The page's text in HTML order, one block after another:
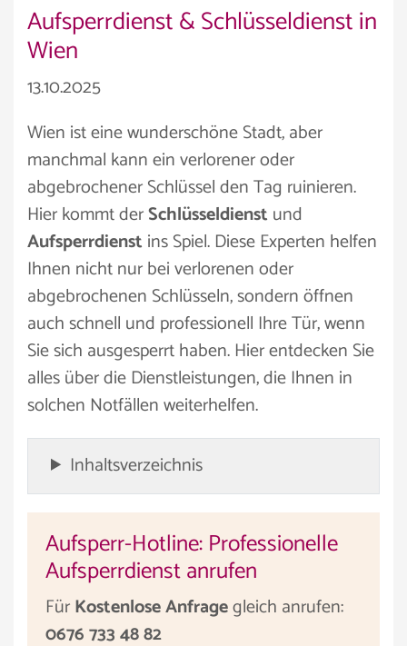
Aufsperrdienst & Schlüsseldienst in
Wien
13.10.2025
Wien ist eine wunderschöne Stadt, aber
manchmal kann ein verlorener oder
abgebrochener Schlüssel den Tag ruinieren.
Hier kommt derSchlüsseldienstund
Aufsperrdienstins Spiel. Diese Experten helfen
Ihnen nicht nur bei verlorenen oder
abgebrochenen Schlüsseln, sondern öffnen
auch schnell und professionell Ihre Tür, wenn
Sie sich ausgesperrt haben. Hier entdecken Sie
alles über die Dienstleistungen, die Ihnen in
solchen Notfällen weiterhelfen.
Inhaltsverzeichnis
Aufsperr-Hotline: Professionelle
Aufsperrdienst anrufen
FürKostenlose Anfragegleich anrufen:
0676 733 48 82